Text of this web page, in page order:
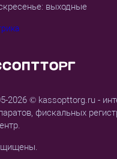
2026 © kassopttorg.ru -
фискальных
выходные